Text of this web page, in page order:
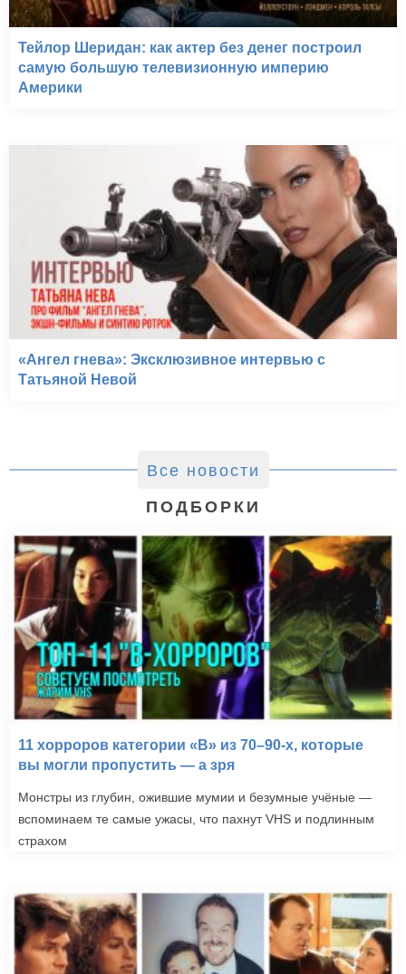
Тейлор Шеридан: как актер без денег построил
самую большую телевизионную империю
Америки
«Ангел гнева»: Эксклюзивное интервью с
Татьяной Невой
Все новости
ПОДБОРКИ
11 хорроров категории «B» из 70–90-х, которые
вы могли пропустить — а зря
Монстры из глубин, ожившие мумии и безумные учёные —
вспоминаем те самые ужасы, что пахнут VHS и подлинным
страхом